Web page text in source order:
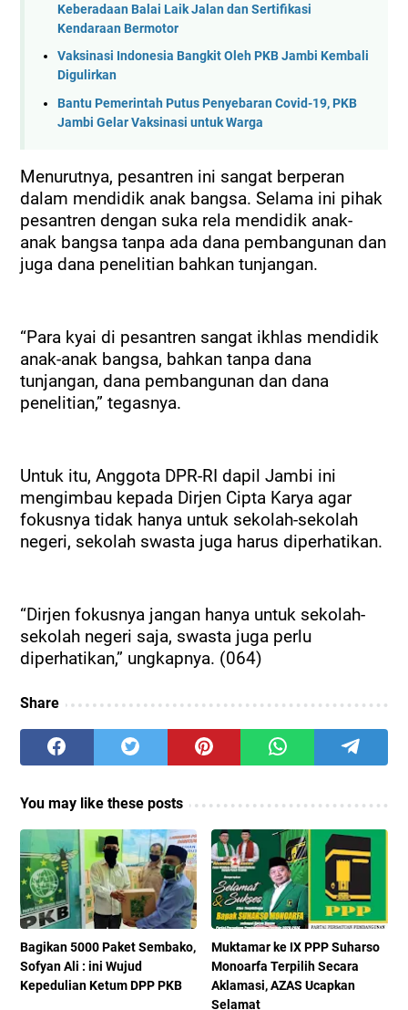
Keberadaan Balai Laik Jalan dan Sertifikasi
Kendaraan Bermotor
Vaksinasi Indonesia Bangkit Oleh PKB Jambi Kembali
Digulirkan
Bantu Pemerintah Putus Penyebaran Covid-19, PKB
Jambi Gelar Vaksinasi untuk Warga
Menurutnya, pesantren ini sangat berperan
dalam mendidik anak bangsa. Selama ini pihak
pesantren dengan suka rela mendidik anak-
anak bangsa tanpa ada dana pembangunan dan
juga dana penelitian bahkan tunjangan.
“Para kyai di pesantren sangat ikhlas mendidik
anak-anak bangsa, bahkan tanpa dana
tunjangan, dana pembangunan dan dana
penelitian,” tegasnya.
Untuk itu, Anggota DPR-RI dapil Jambi ini
mengimbau kepada Dirjen Cipta Karya agar
fokusnya tidak hanya untuk sekolah-sekolah
negeri, sekolah swasta juga harus diperhatikan.
“Dirjen fokusnya jangan hanya untuk sekolah-
sekolah negeri saja, swasta juga perlu
diperhatikan,” ungkapnya. (064)
Share
You may like these posts
Bagikan 5000 Paket Sembako,
Sofyan Ali : ini Wujud
Kepedulian Ketum DPP PKB
Muktamar ke IX PPP Suharso
Monoarfa Terpilih Secara
Aklamasi, AZAS Ucapkan
Selamat